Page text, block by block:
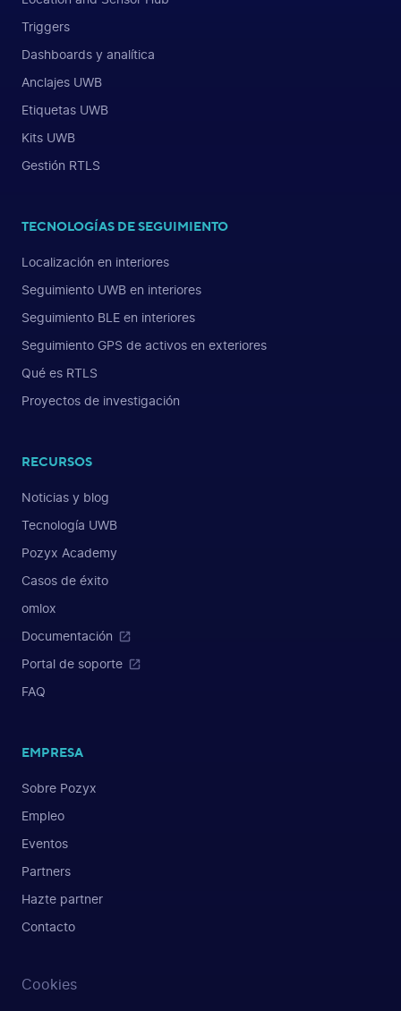
Triggers
Dashboards y analítica
Anclajes UWB
Etiquetas UWB
Kits UWB
Gestión RTLS
TECNOLOGÍAS DE SEGUIMIENTO
Localización en interiores
Seguimiento UWB en interiores
Seguimiento BLE en interiores
Seguimiento GPS de activos en exteriores
Qué es RTLS
Proyectos de investigación
RECURSOS
Noticias y blog
Tecnología UWB
Pozyx Academy
Casos de éxito
omlox
Documentación
Portal de soporte
FAQ
EMPRESA
Sobre Pozyx
Empleo
Eventos
Partners
Hazte partner
Contacto
Cookies